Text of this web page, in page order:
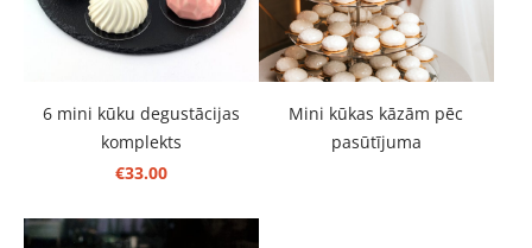
6 mini kūku degustācijas
komplekts
€33.00
Mini kūkas kāzām pēc
pasūtījuma